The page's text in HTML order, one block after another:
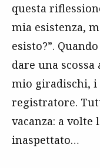
questa
mia esistenza,
esisto?”.
dare una
mio giradischi,
registratore.
vacanza: a volte
inaspettato…